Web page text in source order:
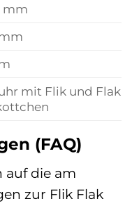
mm
mit Flik und Flak
(FAQ)
auf die am
zur Flik Flak